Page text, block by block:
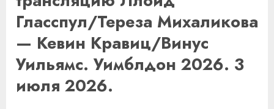
Гласспул/Тереза Михаликова
— Кевин Кравиц/Винус
Уильямс. Уимблдон 2026. 3
июля 2026.